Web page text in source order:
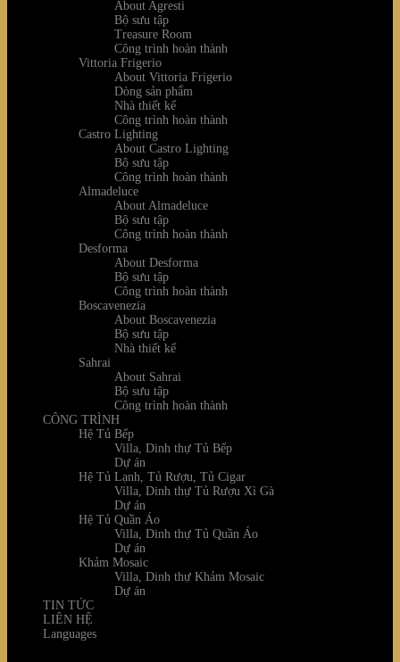
About Agresti
Bộ sưu tập
Treasure Room
Công trình hoàn thành
Vittoria Frigerio
About Vittoria Frigerio
Dòng sản phẩm
Nhà thiết kế
Công trình hoàn thành
Castro Lighting
About Castro Lighting
Bộ sưu tập
Công trình hoàn thành
Almadeluce
About Almadeluce
Bộ sưu tập
Công trình hoàn thành
Desforma
About Desforma
Bộ sưu tập
Công trình hoàn thành
Boscavenezia
About Boscavenezia
Bộ sưu tập
Nhà thiết kế
Sahrai
About Sahrai
Bộ sưu tập
Công trình hoàn thành
CÔNG TRÌNH
Hệ Tủ Bếp
Villa, Dinh thự Tủ Bếp
Dự án
Hệ Tủ Lạnh, Tủ Rượu, Tủ Cigar
Villa, Dinh thự Tủ Rượu Xì Gà
Dự án
Hệ Tủ Quần Áo
Villa, Dinh thự Tủ Quần Áo
Dự án
Khảm Mosaic
Villa, Dinh thự Khảm Mosaic
Dự án
TIN TỨC
LIÊN HỆ
Languages